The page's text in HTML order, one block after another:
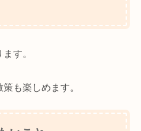
す。
も楽しめます。